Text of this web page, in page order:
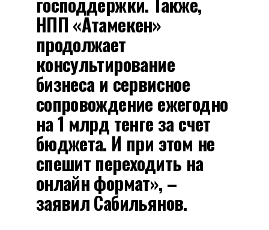
НПП «Атамекен»
продолжает
консультирование
бизнеса и сервисное
сопровождение ежегодно
на 1 млрд тенге за счет
бюджета. И при этом не
спешит переходить на
онлайн формат», –
заявил Сабильянов.